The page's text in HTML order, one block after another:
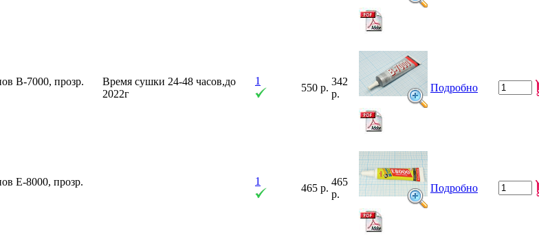
B-7000, прозр.
Время сушки 24-48 часов,до
2022г
1
550 р.
342
р.
Подробно
E-8000, прозр.
1
465 р.
465
р.
Подробно